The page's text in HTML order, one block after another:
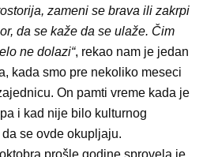
zameni se brava ili zakrpi
da se kaže da se ulaže. Čim
ne dolazi“, rekao nam je jedan
kada smo pre nekoliko meseci
On pamti vreme kada je
i kad nije bilo kulturnog
se ovde okupljaju.
prošle godine sprovela je